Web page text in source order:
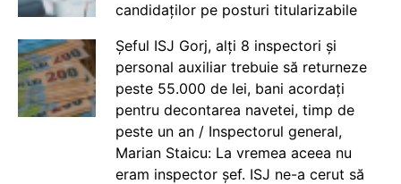
candidaților pe posturi titularizabile
Șeful ISJ Gorj, alți 8 inspectori și
personal auxiliar trebuie să returneze
peste 55.000 de lei, bani acordați
pentru decontarea navetei, timp de
peste un an / Inspectorul general,
Marian Staicu: La vremea aceea nu
eram inspector șef. ISJ ne-a cerut să